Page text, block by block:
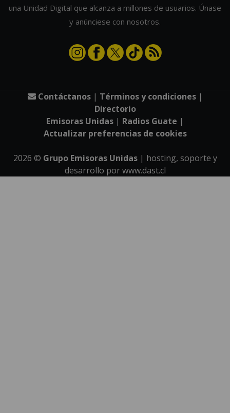
una Unidad Digital que alcanza a millones de usuarios. Únase
y anúnciese con nosotros.
Contáctanos| Términos y condiciones|
Directorio
Emisoras Unidas | Radios Guate |
Actualizar preferencias de cookies
2026 © Grupo Emisoras Unidas| hosting, soporte y
desarrollo porwww.dast.cl